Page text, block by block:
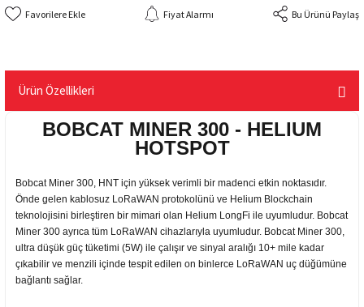
Fiyat Alarmı Bu Ürünü Paylaş
Ürün Özellikleri
BOBCAT MINER 300 - HELIUM
HOTSPOT
Bobcat Miner 300, HNT için yüksek verimli bir madenci etkin noktasıdır.
Önde gelen kablosuz LoRaWAN protokolünü ve Helium Blockchain
teknolojisini birleştiren bir mimari olan Helium LongFi ile uyumludur. Bobcat
Miner 300 ayrıca tüm LoRaWAN cihazlarıyla uyumludur. Bobcat Miner 300,
ultra düşük güç tüketimi (5W) ile çalışır ve sinyal aralığı 10+ mile kadar
çıkabilir ve menzili içinde tespit edilen on binlerce LoRaWAN uç düğümüne
bağlantı sağlar.